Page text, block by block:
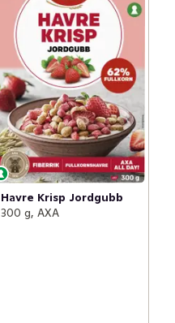
Havre Krisp Jordgubb
300 g, AXA